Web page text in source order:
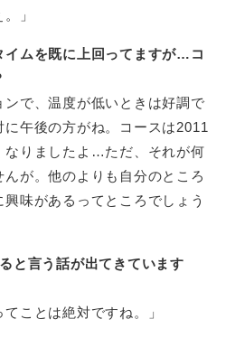
」
イムを既に上回ってますが…コ
ンで、温度が低いときは好調で
午後の方がね。コースは2011
なりましたよ…ただ、それが何
が。他のよりも自分のところ
味があるってところでしょう
と言う話が出てきています
ことは絶対ですね。」